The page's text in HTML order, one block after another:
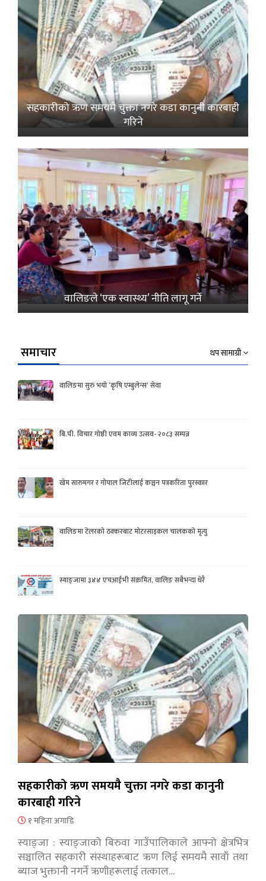
सहकारीको ऋण समयमै चुक्ता नगरे कडा कानुनी कारबाही
गरिने
वालिङले ‘एक स्वास्थ्य’ नीति लागू गर्ने
समाचार थप सामाग्री
वालिङमा सुरु भयो ‘कृषि एम्बुलेन्स’ सेवा
बि.पी. विचार गोष्ठी एवम काव्य उत्सव- २०८३ सम्पन्न
खेम सारुमगर र गोपाल जिटीलाई कञ्चन पत्रकरिता पुरस्कार
वालिङमा टेलरको ठक्करबाट मोटरसाइकल चालकको मृत्यु
स्याङ्जामा ३४४ एचआईभी संक्रमित, वालिङ सबैभन्दा धेरै
सहकारीको ऋण समयमै चुक्ता नगरे कडा कानुनी
कारबाही गरिने
१ महिना अगाडि
स्याङ्जा : स्याङ्जाको बिरुवा गाउँपालिकाले आफ्नो क्षेत्रभित्र
सञ्चालित सहकारी संस्थाहरूबाट ऋण लिई समयमै सावाँ तथा
ब्याज भुक्तानी नगर्ने ऋणीहरूलाई तत्काल…